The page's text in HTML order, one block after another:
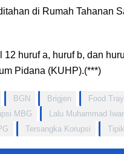
di Rumah Tahanan
huruf a, huruf b, dan
Pidana (KUHP).(***)
BGN Brigjen Food Tray
MBG Lalu Muhammad
Tersangka Korupsi